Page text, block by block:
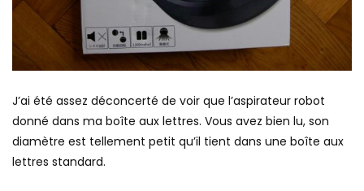
J’ai été assez déconcerté de voir que l’aspirateur robot
donné dans ma boîte aux lettres. Vous avez bien lu, son
diamètre est tellement petit qu’il tient dans une boîte aux
lettres standard.